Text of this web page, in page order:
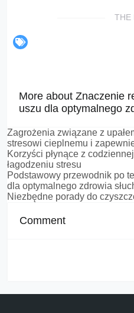
THE
More about Znaczenie
uszu dla optymalnego
Zagrożenia związane z
stresowi cieplnemu i
Korzyści płynące z
łagodzeniu stresu
Podstawowy przewodnik po
dla optymalnego zdrowia
Niezbędne porady do
Comment